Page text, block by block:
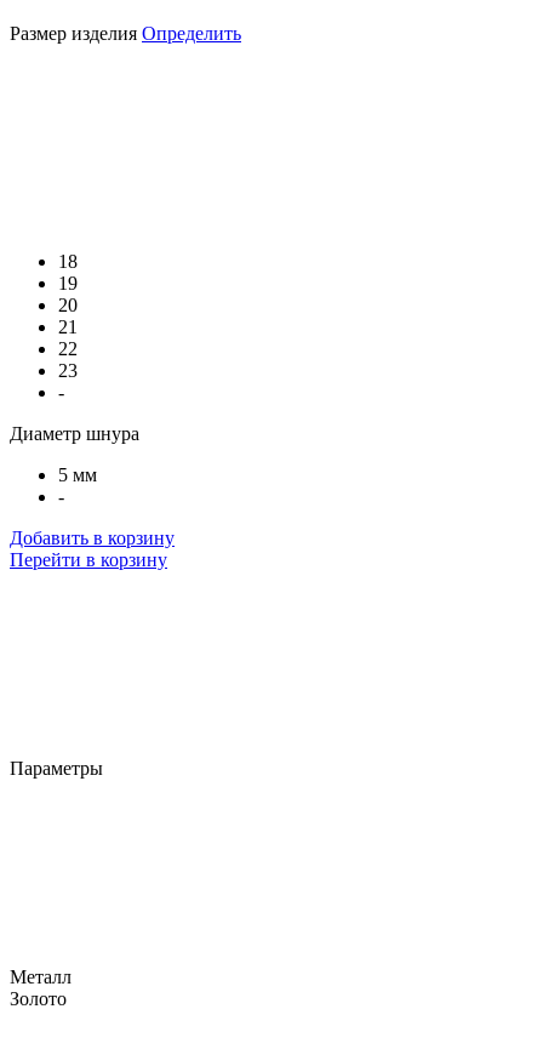
Размер изделия Определить
18
19
20
21
22
23
-
Диаметр шнура
5 мм
-
Добавить в корзину
Перейти в корзину
Параметры
Металл
Золото